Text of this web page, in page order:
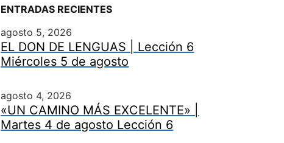
ENTRADAS RECIENTES
agosto 5, 2026
EL DON DE LENGUAS | Lección 6
Miércoles 5 de agosto
agosto 4, 2026
«UN CAMINO MÁS EXCELENTE» |
Martes 4 de agosto Lección 6